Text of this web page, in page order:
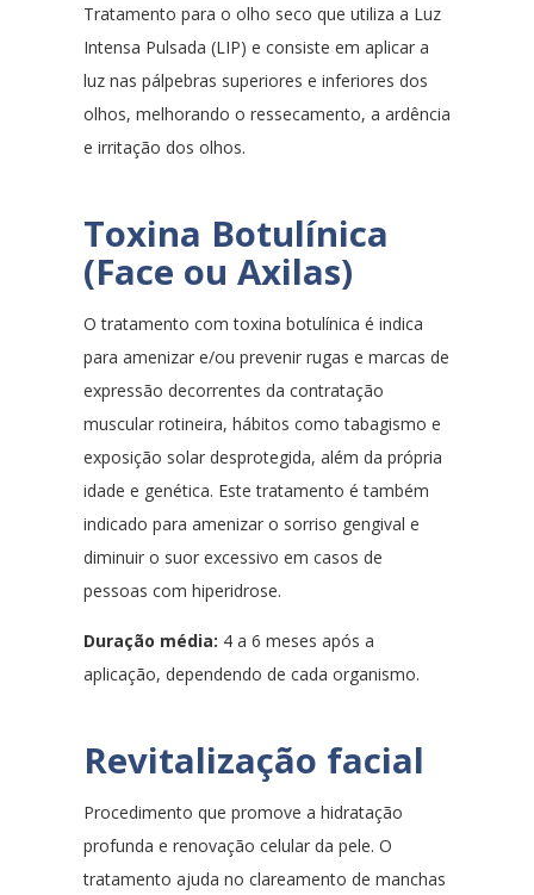
Tratamento para o olho seco que utiliza a Luz
Intensa Pulsada (LIP) e consiste em aplicar a
luz nas pálpebras superiores e inferiores dos
olhos, melhorando o ressecamento, a ardência
e irritação dos olhos.
Toxina Botulínica
(Face ou Axilas)
O tratamento com toxina botulínica é indica
para amenizar e/ou prevenir rugas e marcas de
expressão decorrentes da contratação
muscular rotineira, hábitos como tabagismo e
exposição solar desprotegida, além da própria
idade e genética. Este tratamento é também
indicado para amenizar o sorriso gengival e
diminuir o suor excessivo em casos de
pessoas com hiperidrose.
Duração média: 4 a 6 meses após a
aplicação, dependendo de cada organismo.
Revitalização facial
Procedimento que promove a hidratação
profunda e renovação celular da pele. O
tratamento ajuda no clareamento de manchas